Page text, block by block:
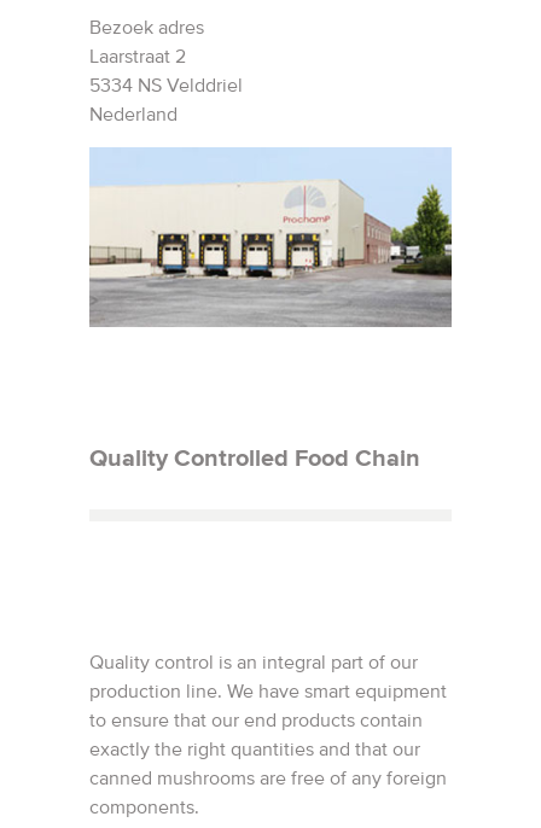
Bezoek adres
Laarstraat 2
5334 NS Velddriel
Nederland
Quality Controlled Food Chain
Quality control is an integral part of our
production line. We have smart equipment
to ensure that our end products contain
exactly the right quantities and that our
canned mushrooms are free of any foreign
components.